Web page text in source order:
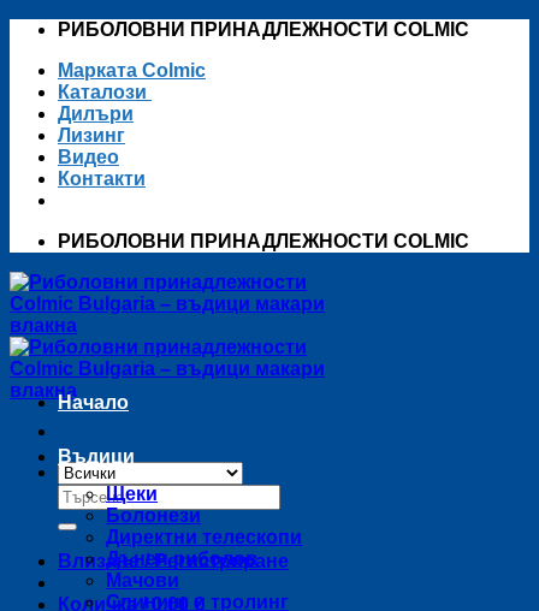
Skip
content
РИБОЛОВНИ ПРИНАДЛЕЖНОСТИ COLMIC
Марката Colmic
Каталози
Дилъри
Лизинг
Видео
Контакти
РИБОЛОВНИ ПРИНАДЛЕЖНОСТИ COLMIC
Търсене
за:
Влизане / Регистриране
Количка /0,00 €
Начало
Въдици
Щеки
Болонези
Директни телескопи
Дънен риболов
Мачови
Спининг и тролинг